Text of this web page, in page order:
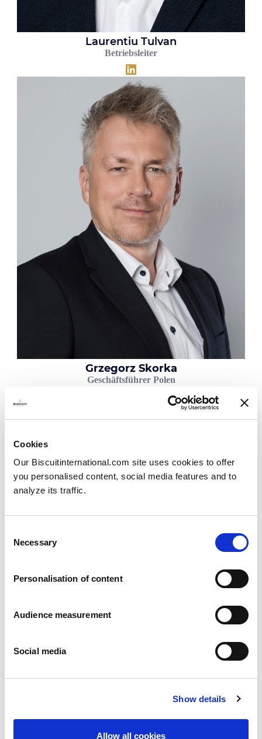
Cookies
Our Biscuitinternational.com site uses cookies to offer
you personalised content, social media features and to
analyze its traffic.
Selection
Necessary
Personalisation of content
Audience measurement
Social media
Show details
Allow all cookies
Laurentiu Tulvan
Betriebsleiter
LinkedIn
Grzegorz Skorka
Geschäftsführer Polen
LinkedIn